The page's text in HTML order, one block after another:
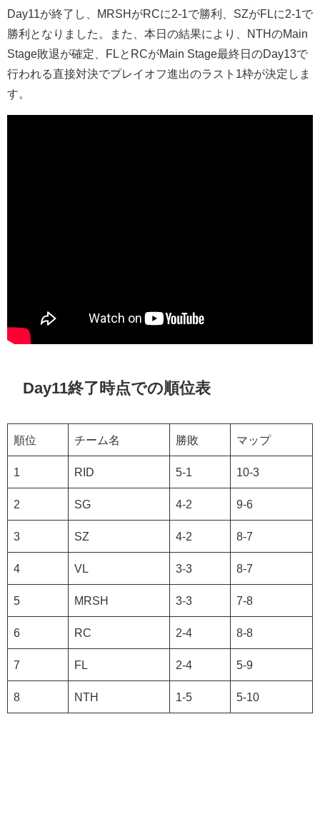
Day11が終了し、MRSHがRCに2-1で勝利、SZがFLに2-1で
勝利となりました。また、本日の結果により、NTHのMain
Stage敗退が確定、FLとRCがMain Stage最終日のDay13で
行われる直接対決でプレイオフ進出のラスト1枠が決定しま
す。
Day11終了時点での順位表
順位 チーム名 勝敗 マップ
1 RID 5-1 10-3
2 SG 4-2 9-6
3 SZ 4-2 8-7
4 VL 3-3 8-7
5 MRSH 3-3 7-8
6 RC 2-4 8-8
7 FL 2-4 5-9
8 NTH 1-5 5-10